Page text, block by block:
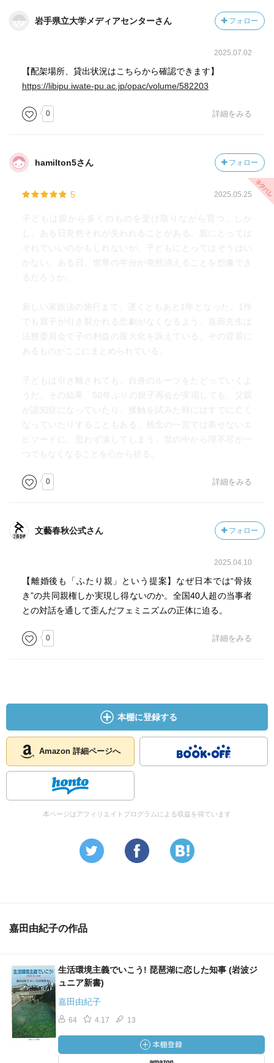
岩手県立大学メディアセンターさん フォロー
2025.07.02
【配架場所、貸出状況はこちらから確認できます】
https://libipu.iwate-pu.ac.jp/opac/volume/582203
0 詳細をみる
hamilton5さん フォロー
5 2025.05.25
子どもは親から多くのものを受け取りながら育つ。しか
し、ある日突然それが失われることがある。親にとっては
それでいいのかもしれないが、子どもにとってはそうはい
かない。ある日、世界の半分が突然消えることを想像でき
るだろうか。
新しい家族法の施行まで、遅くともあと1年となった。1件
でも親子が引き裂かれる悲劇がなくなるよう、嘉田先生は
法務委員会で子の利益の最大化を訴えている。その背景に
あるものがここにまとめられている。
子どもは引き離されても、自身のルーツをたどっていくよ
うだ。その結果、50年ぶりの親子再会が実現しても、父親
が認知症になっていたり、接触を試みた時にはすでに亡く
なっていたりすることもある。残念の一言では表せないエ
ピソードに、思わず涙してしまう。世の中から理不尽が一
つでもなくなることを心から祈る。
0 詳細をみる
文藝春秋公式さん フォロー
2025.04.10
【離婚後も「ふたり親」という提案】なぜ日本では“骨抜
き”の共同親権しか実現し得ないのか。全国40人超の当事者
との対話を通して歪んだフェミニズムの正体に迫る。
0 詳細をみる
本棚に登録する
Amazon 詳細ページへ
本ページはアフィリエイトプログラムによる収益を得ています
嘉田由紀子の作品
生活環境主義でいこう! 琵琶湖に恋した知事 (岩波ジ
ュニア新書)
嘉田由紀子
64 4.17 13